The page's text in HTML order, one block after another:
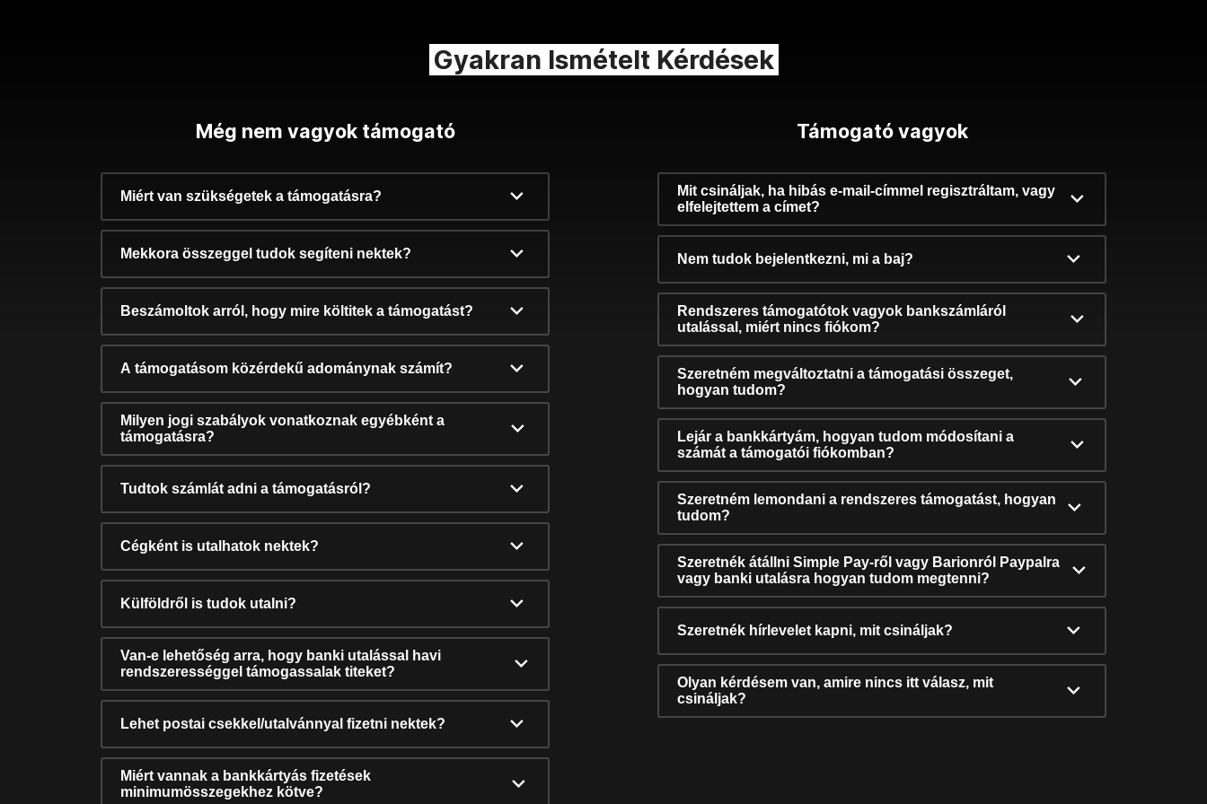
Gyakran Ismételt Kérdések
Még nem vagyok támogató
Miért van szükségetek a támogatásra?
Mekkora összeggel tudok segíteni nektek?
Beszámoltok arról, hogy mire költitek a támogatást?
A támogatásom közérdekű adománynak számít?
Milyen jogi szabályok vonatkoznak egyébként a
támogatásra?
Tudtok számlát adni a támogatásról?
Cégként is utalhatok nektek?
Külföldről is tudok utalni?
Van-e lehetőség arra, hogy banki utalással havi
rendszerességgel támogassalak titeket?
Lehet postai csekkel/utalvánnyal fizetni nektek?
Miért vannak a bankkártyás fizetések
minimumösszegekhez kötve?
Támogató vagyok
Mit csináljak, ha hibás e-mail-címmel regisztráltam, vagy
elfelejtettem a címet?
Nem tudok bejelentkezni, mi a baj?
Rendszeres támogatótok vagyok bankszámláról
utalással, miért nincs fiókom?
Szeretném megváltoztatni a támogatási összeget,
hogyan tudom?
Lejár a bankkártyám, hogyan tudom módosítani a
számát a támogatói fiókomban?
Szeretném lemondani a rendszeres támogatást, hogyan
tudom?
Szeretnék átállni Simple Pay-ről vagy Barionról Paypalra
vagy banki utalásra hogyan tudom megtenni?
Szeretnék hírlevelet kapni, mit csináljak?
Olyan kérdésem van, amire nincs itt válasz, mit
csináljak?